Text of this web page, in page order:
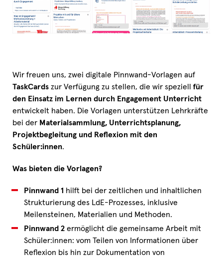
Wir freuen uns, zwei digitale Pinnwand-Vorlagen auf
TaskCards zur Verfügung zu stellen, die wir speziell für
den Einsatz im Lernen durch Engagement Unterricht
entwickelt haben. Die Vorlagen unterstützen Lehrkräfte
bei der Materialsammlung, Unterrichtsplanung,
Projektbegleitung und Reflexion mit den
Schüler:innen.
Was bieten die Vorlagen?
Pinnwand 1 hilft bei der zeitlichen und inhaltlichen
Strukturierung des LdE-Prozesses, inklusive
Meilensteinen, Materialien und Methoden.
Pinnwand 2 ermöglicht die gemeinsame Arbeit mit
Schüler:innen: vom Teilen von Informationen über
Reflexion bis hin zur Dokumentation von